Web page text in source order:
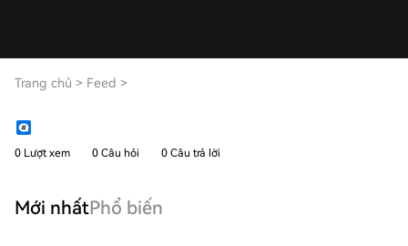
Trang chủ > Feed >
0 Lượt xem 0 Câu hỏi 0 Câu trả lời
Mới nhấtPhổ biến